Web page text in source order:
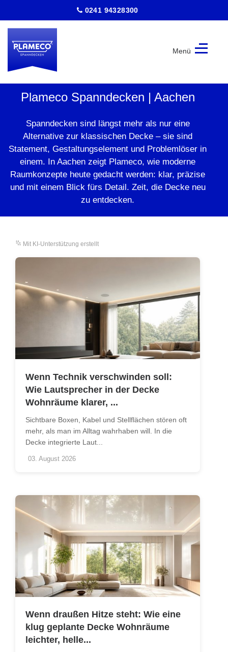
0241 94328300
Menü
Plameco Spanndecken | Aachen
Spanndecken sind längst mehr als nur eine
Alternative zur klassischen Decke – sie sind
Statement, Gestaltungselement und Problemlöser in
einem. In Aachen zeigt Plameco, wie moderne
Raumkonzepte heute gedacht werden: klar, präzise
und mit einem Blick fürs Detail. Zeit, die Decke neu
zu entdecken.
Mit KI-Unterstützung erstellt
Wenn Technik verschwinden soll:
Wie Lautsprecher in der Decke
Wohnräume klarer, ...
Sichtbare Boxen, Kabel und Stellflächen stören oft
mehr, als man im Alltag wahrhaben will. In die
Decke integrierte Laut...
03. August 2026
Wenn draußen Hitze steht: Wie eine
klug geplante Decke Wohnräume
leichter, helle...